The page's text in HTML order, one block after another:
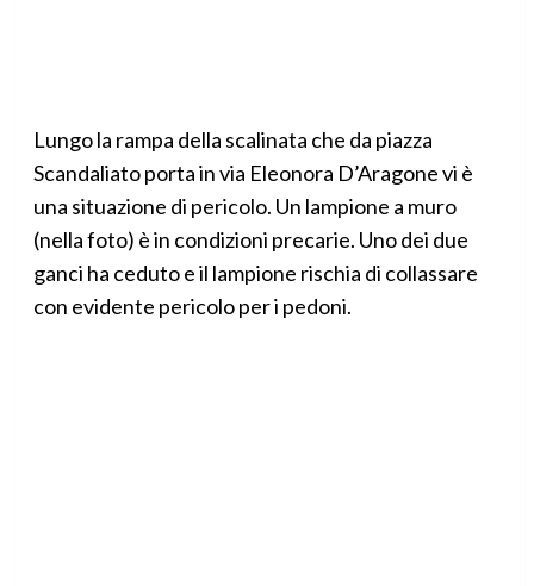
Lungo la rampa della scalinata che da piazza
Scandaliato porta in via Eleonora D’Aragone vi è
una situazione di pericolo. Un lampione a muro
(nella foto) è in condizioni precarie. Uno dei due
ganci ha ceduto e il lampione rischia di collassare
con evidente pericolo per i pedoni.